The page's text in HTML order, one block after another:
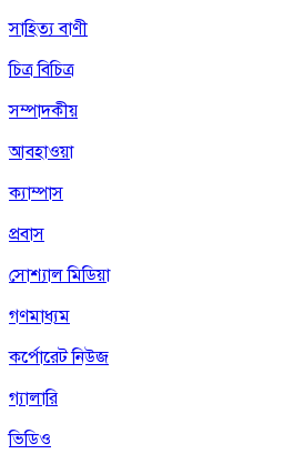
সাহিত্য বাণী
চিত্র বিচিত্র
সম্পাদকীয়
আবহাওয়া
ক্যাম্পাস
প্রবাস
সোশ্যাল মিডিয়া
গণমাধ্যম
কর্পোরেট নিউজ
গ্যালারি
ভিডিও